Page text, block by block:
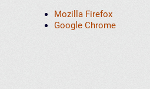
Mozilla Firefox
Google Chrome